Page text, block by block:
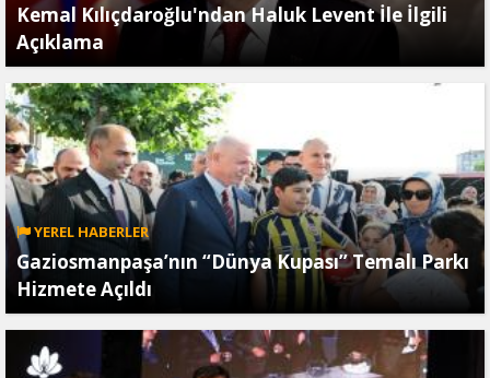
Kemal Kılıçdaroğlu'ndan Haluk Levent İle İlgili
Açıklama
YEREL HABERLER
Gaziosmanpaşa’nın “Dünya Kupası” Temalı Parkı
Hizmete Açıldı